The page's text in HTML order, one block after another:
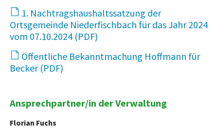
1. Nachtragshaushaltssatzung der
Ortsgemeinde Niederfischbach für das Jahr 2024
vom 07.10.2024
Öffentliche Bekanntmachung Hoffmann für
Becker
Ansprechpartner/in der Verwaltung
Florian Fuchs